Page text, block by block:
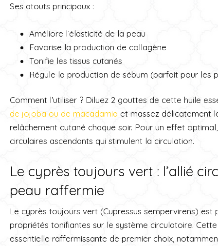
Ses atouts principaux :
Améliore l’élasticité de la peau
Favorise la production de collagène
Tonifie les tissus cutanés
Régule la production de sébum (parfait pour les
Comment l’utiliser ? Diluez 2 gouttes de cette huile
de jojoba ou de macadamia et massez délicatement
relâchement cutané chaque soir. Pour un effet
circulaires ascendants qui stimulent la circulation.
Le cyprès toujours vert : l’allié
peau raffermie
Le cyprès toujours vert (Cupressus sempervirens)
propriétés tonifiantes sur le système circulatoire.
essentielle raffermissante de premier choix,